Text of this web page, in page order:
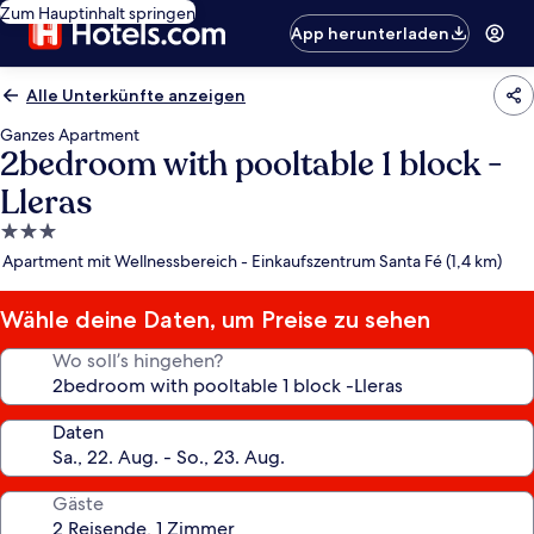
Zum Hauptinhalt springen
App herunterladen
Alle Unterkünfte anzeigen
Ganzes Apartment
2bedroom with pooltable 1 block -
Lleras
3.0-
Sterne-
Apartment mit Wellnessbereich - Einkaufszentrum Santa Fé (1,4 km)
Wähle deine Daten, um Preise zu sehen
Wo soll’s hingehen?
Daten
Gäste